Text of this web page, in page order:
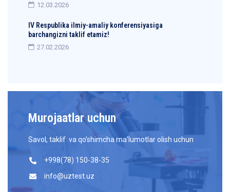
12.03.2026
IV Respublika ilmiy-amaliy konferensiyasiga
barchangizni taklif etamiz!
27.02.2026
Murojaatlar uchun
Savol, taklif va qo’shimcha ma’lumotlar olish uchun
+998(78) 150-38-35
info@uztest.uz